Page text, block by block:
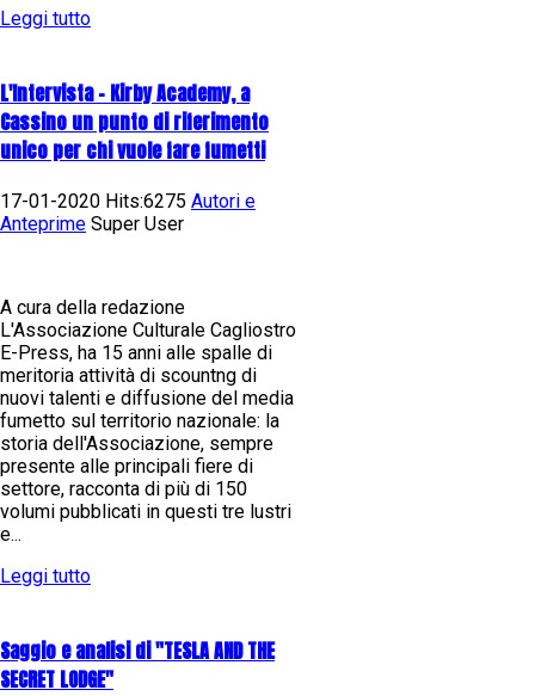
Leggi tutto
L'Intervista - Kirby Academy, a
Cassino un punto di riferimento
unico per chi vuole fare fumetti
17-01-2020 Hits:6275 Autori e
Anteprime Super User
A cura della redazione
L'Associazione Culturale Cagliostro
E-Press, ha 15 anni alle spalle di
meritoria attività di scountng di
nuovi talenti e diffusione del media
fumetto sul territorio nazionale: la
storia dell'Associazione, sempre
presente alle principali fiere di
settore, racconta di più di 150
volumi pubblicati in questi tre lustri
e...
Leggi tutto
Saggio e analisi di "TESLA AND THE
SECRET LODGE"